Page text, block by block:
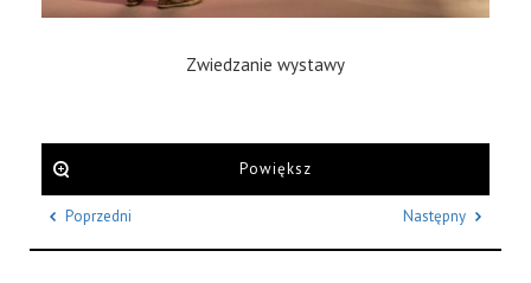
Zwiedzanie wystawy
Powiększ
Poprzedni Następny